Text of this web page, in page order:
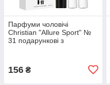
Парфуми чоловічі
Christian "Allure Sport" №
31 подарункові з
156 ₴